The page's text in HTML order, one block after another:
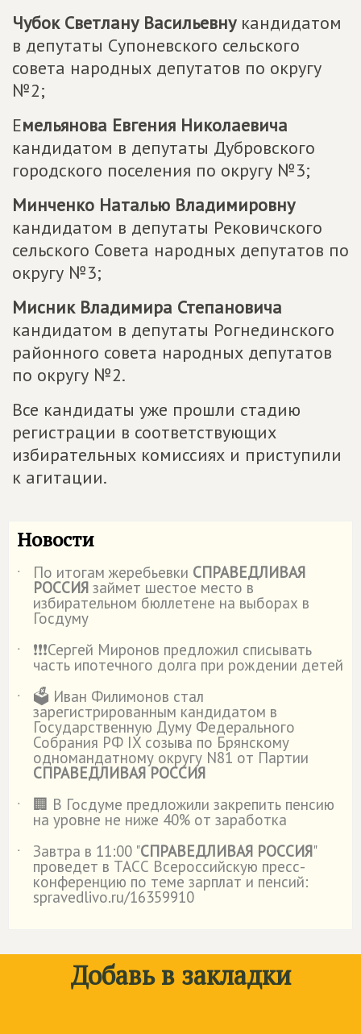
Чубок Светлану Васильевнукандидатом
в депутаты Супоневского сельского
совета народных депутатов по округу
№2;
Емельянова Евгения Николаевича
кандидатом в депутаты Дубровского
городского поселения по округу №3;
Минченко Наталью Владимировну
кандидатом в депутаты Рековичского
сельского Совета народных депутатов по
округу №3;
Мисник Владимира Степановича
кандидатом в депутаты Рогнединского
районного совета народных депутатов
по округу №2.
Все кандидаты уже прошли стадию
регистрации в соответствующих
избирательных комиссиях и приступили
к агитации.
Новости
˙ По итогам жеребьевки СПРАВЕДЛИВАЯ
РОССИЯ займет шестое место в
избирательном бюллетене на выборах в
Госдуму
˙
❗️❗️❗️Сергей Миронов предложил списывать
часть ипотечного долга при рождении детей
˙
🗳️ Иван Филимонов стал
зарегистрированным кандидатом в
Государственную Думу Федерального
Собрания РФ IX созыва по Брянскому
одномандатному округу N81 от Партии
СПРАВЕДЛИВАЯ РОССИЯ
˙
🏢 В Госдуме предложили закрепить пенсию
на уровне не ниже 40% от заработка
˙
Завтра в 11:00 "СПРАВЕДЛИВАЯ РОССИЯ"
проведет в ТАСС Всероссийскую пресс-
конференцию по теме зарплат и пенсий:
spravedlivo.ru/16359910
Добавь в закладки